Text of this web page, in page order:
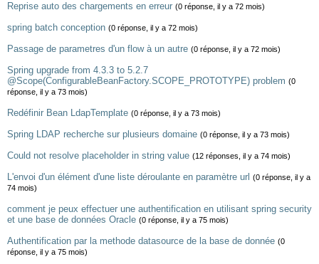
Reprise auto des chargements en erreur (0 réponse, il y a 72 mois)
spring batch conception (0 réponse, il y a 72 mois)
Passage de parametres d'un flow à un autre (0 réponse, il y a 72 mois)
Spring upgrade from 4.3.3 to 5.2.7
@Scope(ConfigurableBeanFactory.SCOPE_PROTOTYPE) problem (0
réponse, il y a 73 mois)
Redéfinir Bean LdapTemplate (0 réponse, il y a 73 mois)
Spring LDAP recherche sur plusieurs domaine (0 réponse, il y a 73 mois)
Could not resolve placeholder in string value (12 réponses, il y a 74 mois)
L'envoi d'un élément d'une liste déroulante en paramètre url (0 réponse, il y a
74 mois)
comment je peux effectuer une authentification en utilisant spring security
et une base de données Oracle (0 réponse, il y a 75 mois)
Authentification par la methode datasource de la base de donnée (0
réponse, il y a 75 mois)